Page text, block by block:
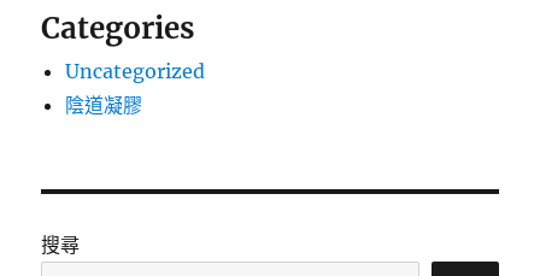
Categories
Uncategorized
陰道凝膠
搜尋